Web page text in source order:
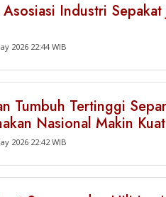
Industri
2026 22:44 WIB
Tumbuh Tertinggi
Nasional Makin Kuat
2026 22:42 WIB